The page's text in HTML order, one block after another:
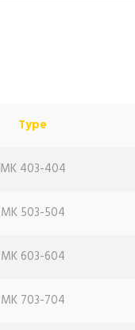
Type
MK 403-404
MK 503-504
MK 603-604
MK 703-704